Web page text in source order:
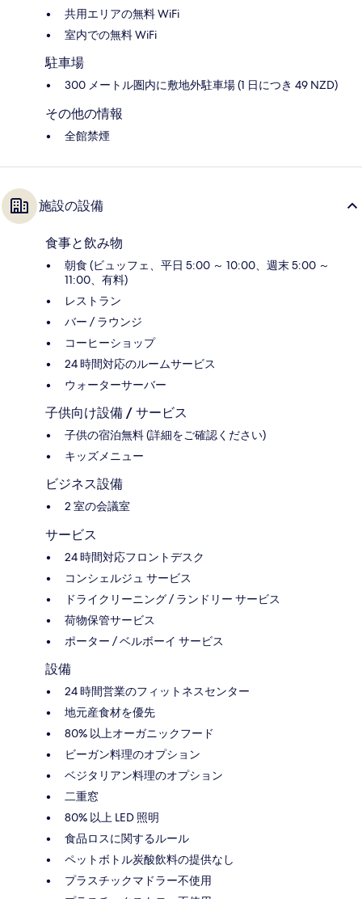
共用エリアの無料 WiFi
室内での無料 WiFi
駐車場
300 メートル圏内に敷地外駐車場 (1 日につき 49 NZD)
その他の情報
全館禁煙
施設の設備
食事と飲み物
朝食 (ビュッフェ、平日 5:00 ～ 10:00、週末 5:00 ～
11:00、有料)
レストラン
バー / ラウンジ
コーヒーショップ
24 時間対応のルームサービス
ウォーターサーバー
子供向け設備 / サービス
子供の宿泊無料 (詳細をご確認ください)
キッズメニュー
ビジネス設備
2 室の会議室
サービス
24 時間対応フロントデスク
コンシェルジュ サービス
ドライクリーニング / ランドリー サービス
荷物保管サービス
ポーター / ベルボーイ サービス
設備
24 時間営業のフィットネスセンター
地元産食材を優先
80% 以上オーガニックフード
ビーガン料理のオプション
ベジタリアン料理のオプション
二重窓
80% 以上 LED 照明
食品ロスに関するルール
ペットボトル炭酸飲料の提供なし
プラスチックマドラー不使用